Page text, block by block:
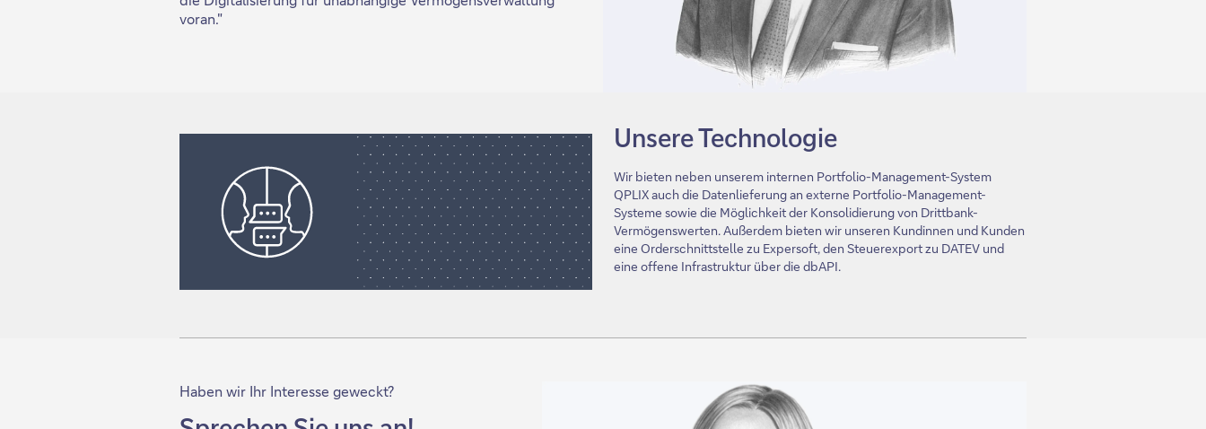
voran."
Unsere Technologie
Wir bieten neben unserem internen Portfolio-Management-System
QPLIX auch die Datenlieferung an externe Portfolio-Management-
Systeme sowie die Möglichkeit der Konsolidierung von Drittbank-
Vermögenswerten. Außerdem bieten wir unseren Kundinnen und Kunden
eine Orderschnittstelle zu Expersoft, den Steuerexport zu DATEV und
eine offene Infrastruktur über die dbAPI.
Haben wir Ihr Interesse geweckt?